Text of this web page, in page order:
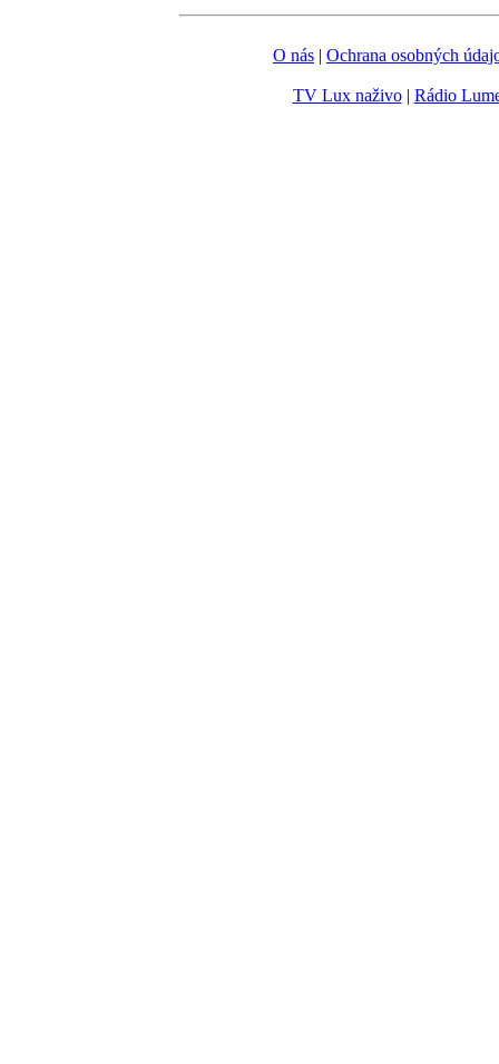
O nás | Ochrana osobných
TV Lux naživo| Rádio